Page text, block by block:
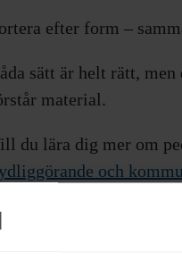
efter form –
sätt är helt rätt,
material.
du lära dig mer om
och